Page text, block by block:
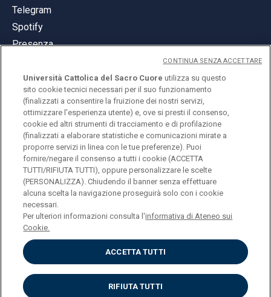
Telegram
Spotify
Presenza
© Università Cattolica del Sacro Cuore
Largo A. Gemelli 1, 20123 Milano
PI 02133120150
ENGLISH
Privacy
Accessibilità
Cookies
Università Cattolica del Sacro Cuore utilizza su questo
sito cookie tecnici necessari per il suo funzionamento
(finalizzati a consentire la fruizione dei nostri servizi,
ottimizzare l'esperienza utente) e, ove si presti il consenso,
cookie ed altri strumenti di tracciamento e di profilazione
(finalizzati a elaborare statistiche e comunicazioni mirate a
proporre servizi in linea con le tue preferenze). Puoi
fornire/negare il consenso a tutti i cookie (ACCETTA
TUTTI/RIFIUTA TUTTI), oppure personalizzare le scelte
(PERSONALIZZA). Chiudendo il banner senza effettuare
alcuna scelta la navigazione proseguirà solo con i cookie
necessari.
Per ulteriori informazioni consulta l'informativa di Ateneo sui
Cookie.
ACCETTA TUTTI
RIFIUTA TUTTI
CONTINUA SENZA ACCETTARE